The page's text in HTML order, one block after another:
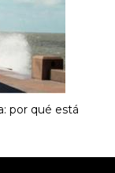
por qué está